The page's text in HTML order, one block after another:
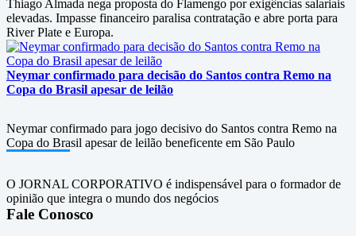
Thiago Almada nega proposta do Flamengo por exigências salariais
elevadas. Impasse financeiro paralisa contratação e abre porta para
River Plate e Europa.
Neymar confirmado para decisão do Santos contra Remo na
Copa do Brasil apesar de leilão
Neymar confirmado para jogo decisivo do Santos contra Remo na
Copa do Brasil apesar de leilão beneficente em São Paulo
O JORNAL CORPORATIVO é indispensável para o formador de
opinião que integra o mundo dos negócios
Fale Conosco